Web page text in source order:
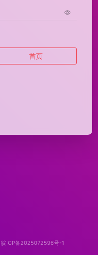
首页
皖ICP备2025072596号-1